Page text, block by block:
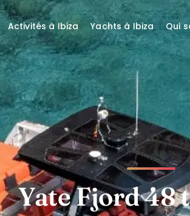
Yate Fjord 48
Activités à Ibiza Yachts à Ibiza Qui